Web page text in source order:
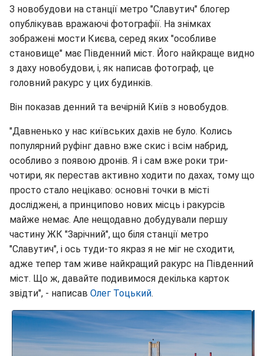
З новобудови на станції метро "Славутич" блогер
опублікував вражаючі фотографії. На знімках
зображені мости Києва, серед яких "особливе
становище" має Південний міст. Його найкраще видно
з даху новобудови, і, як написав фотограф, це
головний ракурс у цих будинків.
Він показав денний та вечірній Київ з новобудов.
"Давненько у нас київських дахів не було. Колись
популярний руфінг давно вже скис і всім набрид,
особливо з появою дронів. Я і сам вже роки три-
чотири, як перестав активно ходити по дахах, тому що
просто стало нецікаво: основні точки в місті
досліджені, а принципово нових місць і ракурсів
майже немає. Але нещодавно добудували першу
частину ЖК "Зарічний", що біля станції метро
"Славутич", і ось туди-то якраз я не міг не сходити,
адже тепер там живе найкращий ракурс на Південний
міст. Що ж, давайте подивимося декілька карток
звідти", - написав Олег Тоцький.